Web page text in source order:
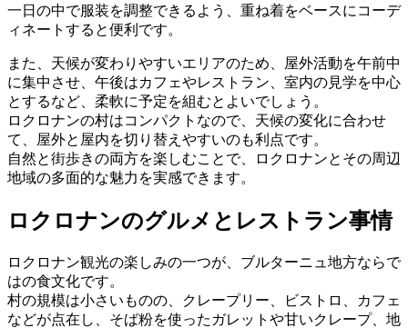
一日の中で服装を調整できるよう、重ね着をベースにコーデ
ィネートすると便利です。
また、天候が変わりやすいエリアのため、屋外活動を午前中
に集中させ、午後はカフェやレストラン、室内の見学を中心
とするなど、柔軟に予定を組むとよいでしょう。
ロクロナンの村はコンパクトなので、天候の変化に合わせ
て、屋外と屋内を切り替えやすいのも利点です。
自然と街歩きの両方を楽しむことで、ロクロナンとその周辺
地域の多面的な魅力を実感できます。
ロクロナンのグルメとレストラン事情
ロクロナン観光の楽しみの一つが、ブルターニュ地方ならで
はの食文化です。
村の規模は小さいものの、クレープリー、ビストロ、カフェ
などが点在し、そば粉を使ったガレットや甘いクレープ、地